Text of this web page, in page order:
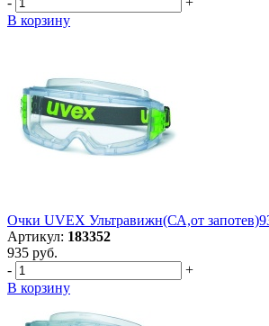
В корзину
Очки UVEX Ультравижн(СА,от
Артикул: 183352
935 руб.
-
+
В корзину